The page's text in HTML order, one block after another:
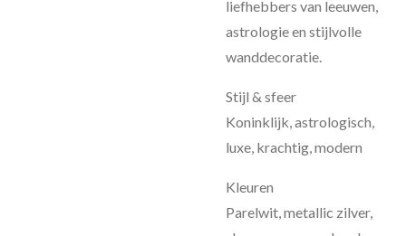
liefhebbers van leeuwen,
astrologie en stijlvolle
wanddecoratie.
Stijl & sfeer
Koninklijk, astrologisch,
luxe, krachtig, modern
Kleuren
Parelwit, metallic zilver,